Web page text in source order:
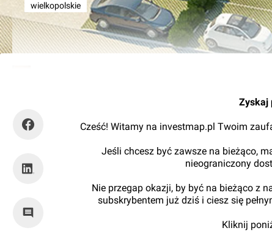
wielkopolskie
Zyskaj
Cześć! Witamy na investmap.pl Twoim
Jeśli chcesz być zawsze na bieżąco,
nieograniczony
Nie przegap okazji, by być na bieżąco z
subskrybentem już dziś i ciesz się
Kliknij